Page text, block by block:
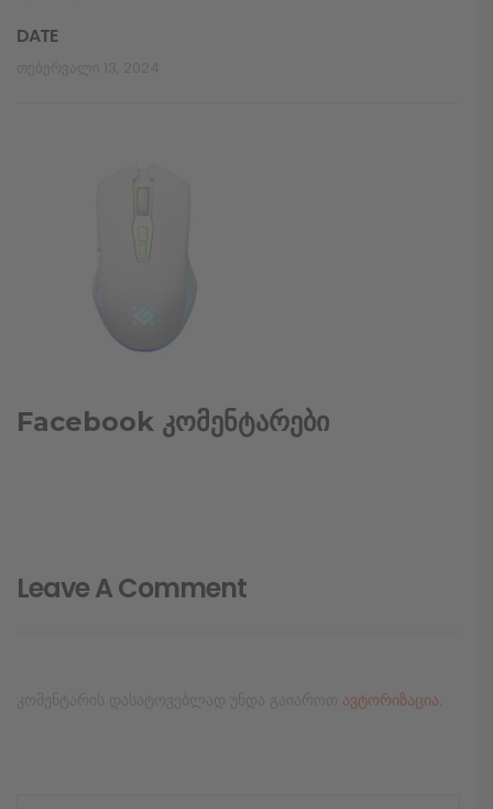
DATE
Facebook კომენტარები
Leave A Comment
ავტორიზაცია